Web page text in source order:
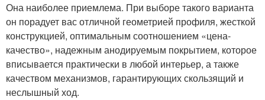
Она наиболее приемлема. При выборе такого варианта
он порадует вас отличной геометрией профиля, жесткой
конструкцией, оптимальным соотношением «цена-
качество», надежным анодируемым покрытием, которое
вписывается практически в любой интерьер, а также
качеством механизмов, гарантирующих скользящий и
неслышный ход.